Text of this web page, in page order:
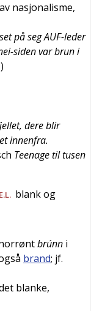
nasjonalisme,
på seg AUF-leder
siden var brun i
)
dere blir
innenfra.
Teenage til tusen
blank og
brúnn i
brand; jf.
blanke,